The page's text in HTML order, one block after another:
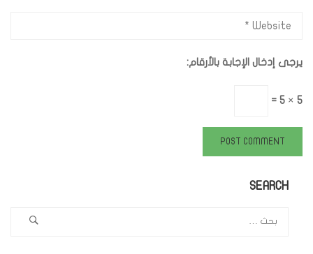
يرجى إدخال الإجابة بالأرقام:
5 × 5 =
SEARCH